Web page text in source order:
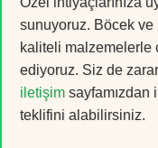
sunuyoruz. Böcek
kaliteli malzemelerle
ediyoruz. Siz de
iletişim sayfamızdan
teklifini alabilirsiniz.